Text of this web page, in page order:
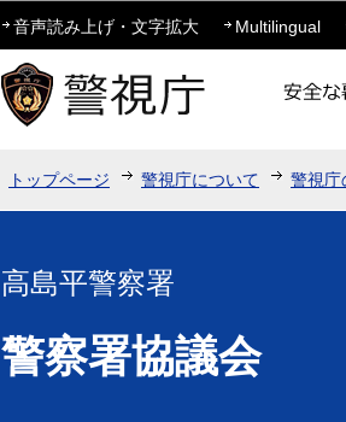
音声読み上げ・文字拡大 Multilingual
トップページ 警視庁について 警視庁
高島平警察署
警察署協議会